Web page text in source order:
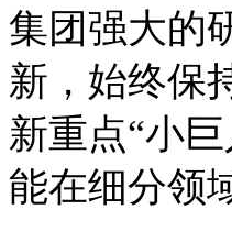
集团强大的
新，始终保
新重点“小
能在细分领